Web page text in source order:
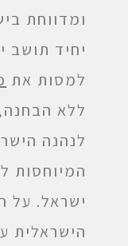
ומדווחת
יחיד תושב
למסות את
ללא
לנהנה
המיוחסות
ישראל. על
הישראלית